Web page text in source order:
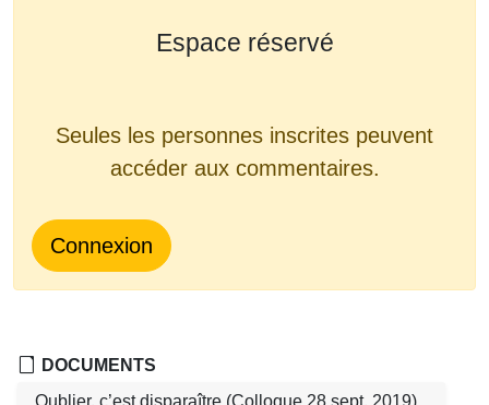
Espace réservé
Seules les personnes inscrites peuvent
accéder aux commentaires.
Connexion
DOCUMENTS